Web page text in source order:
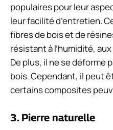
populaires pour leur
leur facilité d’entretien.
fibres de bois et de
résistant à l’humidité,
De plus, il ne se déforme
bois. Cependant, il peut
certains composites
3. Pierre naturelle